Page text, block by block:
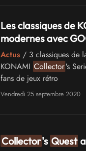
Les classiques de
modernes avec
Actus/ 3 classiques de
KONAMI Collector's
fans de jeux rétro
Vendredi 25 septembre 2020
Collector's Quest